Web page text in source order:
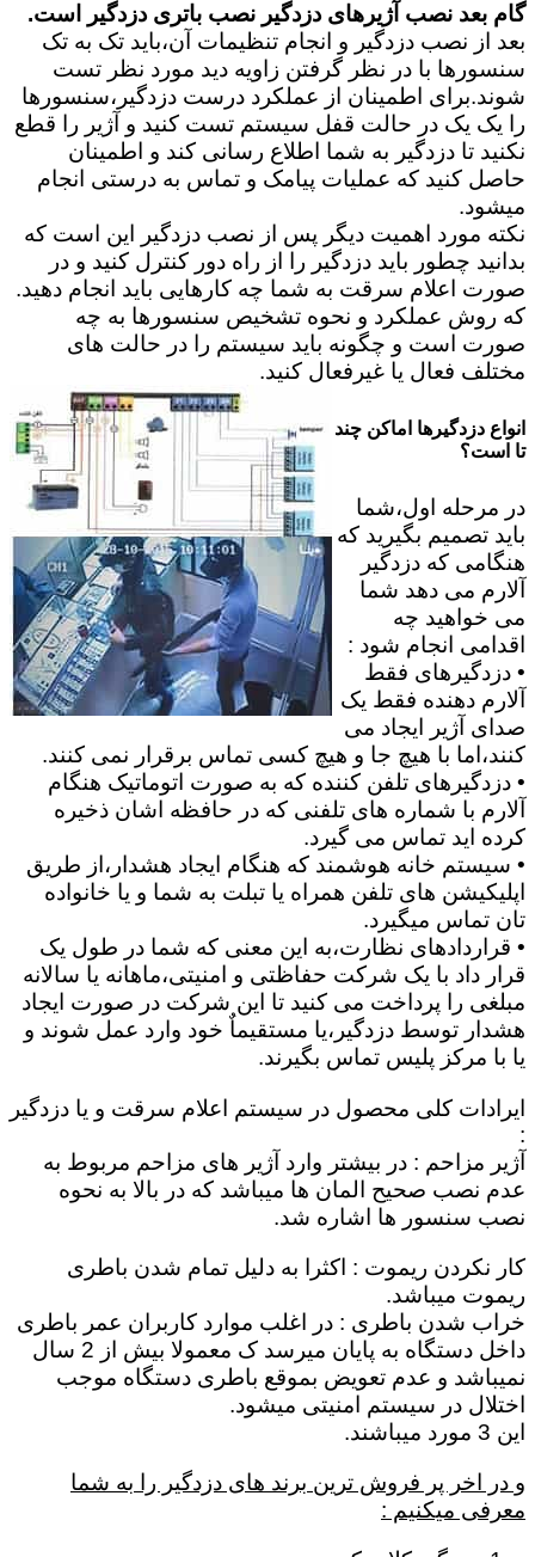
گام بعد نصب آژیرهای دزدگیر نصب باتری دزدگیر است.
بعد از نصب دزدگیر و انجام تنظیمات آن،باید تک به تک
سنسورها با در نظر گرفتن زاویه دید مورد نظر تست
شوند.برای اطمینان از عملکرد درست دزدگیر،سنسورها
را یک یک در حالت قفل سیستم تست کنید و آژیر را قطع
نکنید تا دزدگیر به شما اطلاع رسانی کند و اطمینان
حاصل کنید که عملیات پیامک و تماس به درستی انجام
میشود.
نکته مورد اهمیت دیگر پس از نصب دزدگیر این است که
بدانید چطور باید دزدگیر را از راه دور کنترل کنید و در
صورت اعلام سرقت به شما چه کارهایی باید انجام دهید.
که روش عملکرد و نحوه تشخیص سنسورها به چه
صورت است و چگونه باید سیستم را در حالت های
مختلف فعال یا غیرفعال کنید.
انواع دزدگیرها اماکن چند
تا است؟
در مرحله اول،شما
باید تصمیم بگیرید که
هنگامی که دزدگیر
آلارم می دهد شما
می خواهید چه
اقدامی انجام شود :
• دزدگیرهای فقط
آلارم دهنده فقط یک
صدای آژیر ایجاد می
کنند،اما با هیچ جا و هیچ کسی تماس برقرار نمی کنند.
• دزدگیرهای تلفن کننده که به صورت اتوماتیک هنگام
آلارم با شماره های تلفنی که در حافظه اشان ذخیره
کرده اید تماس می گیرد.
• سیستم خانه هوشمند که هنگام ایجاد هشدار،از طریق
اپلیکیشن های تلفن همراه یا تبلت به شما و یا خانواده
تان تماس میگیرد.
• قراردادهای نظارت،به این معنی که شما در طول یک
قرار داد با یک شرکت حفاظتی و امنیتی،ماهانه یا سالانه
مبلغی را پرداخت می کنید تا این شرکت در صورت ایجاد
هشدار توسط دزدگیر،یا مستقیماٌ خود وارد عمل شوند و
یا با مرکز پلیس تماس بگیرند.
ایرادات کلی محصول در سیستم اعلام سرقت و یا دزدگیر
:
آژیر مزاحم : در بیشتر وارد آژیر های مزاحم مربوط به
عدم نصب صحیح المان ها میباشد که در بالا به نحوه
نصب سنسور ها اشاره شد.
کار نکردن ریموت : اکثرا به دلیل تمام شدن باطری
ریموت میباشد.
خراب شدن باطری : در اغلب موارد کاربران عمر باطری
داخل دستگاه به پایان میرسد ک معمولا بیش از 2 سال
نمیباشد و عدم تعویض بموقع باطری دستگاه موجب
اختلال در سیستم امنیتی میشود.
این 3 مورد میباشند.
و در اخر پر فروش ترین برند های دزدگیر را به شما
معرفی میکنیم :